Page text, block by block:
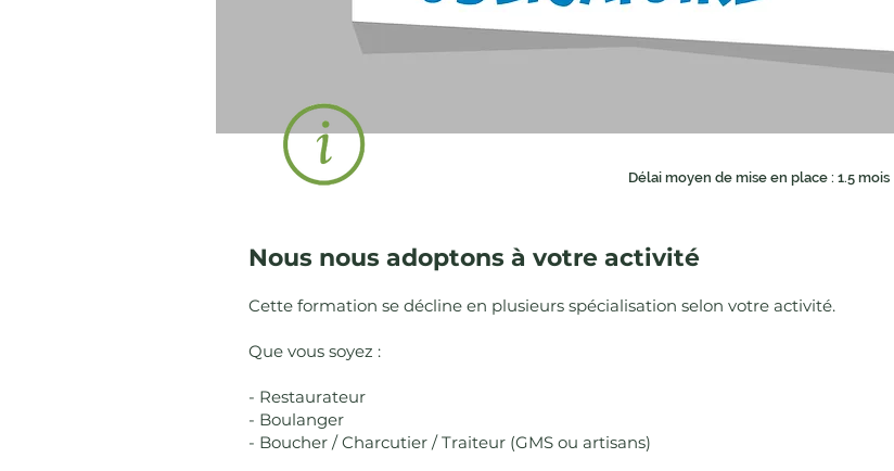
Nous nous adoptons à votre activité
Cette formation se décline en plusieurs spécialisation selon votre activité.
Que vous soyez :
- Restaurateur
- Boulanger
- Boucher / Charcutier / Traiteur (GMS ou artisans)
Délai moyen de mise en place : 1.5 mois